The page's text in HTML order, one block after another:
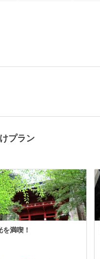
プラン
を満喫！